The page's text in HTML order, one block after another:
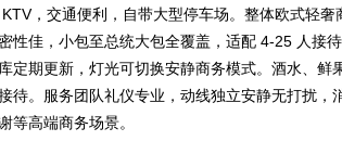
，交通便利，自带大型停车场。整体欧式轻
性佳，小包至总统大包全覆盖，适配 4-25 人接
定期更新，灯光可切换安静商务模式。酒水、
待。服务团队礼仪专业，动线独立安静无打扰，
等高端商务场景。